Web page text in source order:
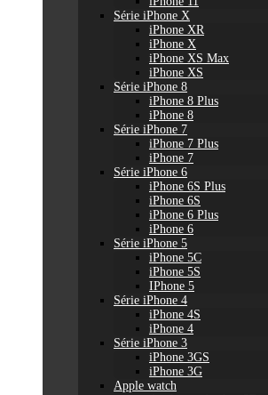
Série iPhone X
iPhone XR
iPhone X
iPhone XS Max
iPhone XS
Série iPhone 8
iPhone 8 Plus
iPhone 8
Série iPhone 7
iPhone 7 Plus
iPhone 7
Série iPhone 6
iPhone 6S Plus
iPhone 6S
iPhone 6 Plus
iPhone 6
Série iPhone 5
iPhone 5C
iPhone 5S
IPhone 5
Série iPhone 4
iPhone 4S
iPhone 4
Série iPhone 3
iPhone 3GS
iPhone 3G
Apple watch